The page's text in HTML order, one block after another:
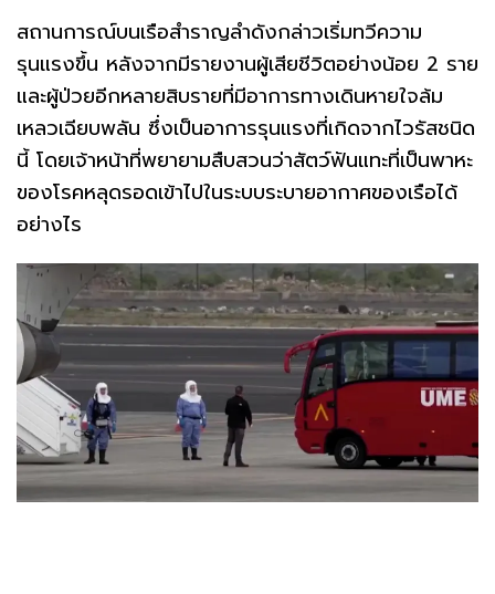
สถานการณ์บนเรือสำราญลำดังกล่าวเริ่มทวีความ
รุนแรงขึ้น หลังจากมีรายงานผู้เสียชีวิตอย่างน้อย 2 ราย
และผู้ป่วยอีกหลายสิบรายที่มีอาการทางเดินหายใจล้ม
เหลวเฉียบพลัน ซึ่งเป็นอาการรุนแรงที่เกิดจากไวรัสชนิด
นี้ โดยเจ้าหน้าที่พยายามสืบสวนว่าสัตว์ฟันแทะที่เป็นพาหะ
ของโรคหลุดรอดเข้าไปในระบบระบายอากาศของเรือได้
อย่างไร